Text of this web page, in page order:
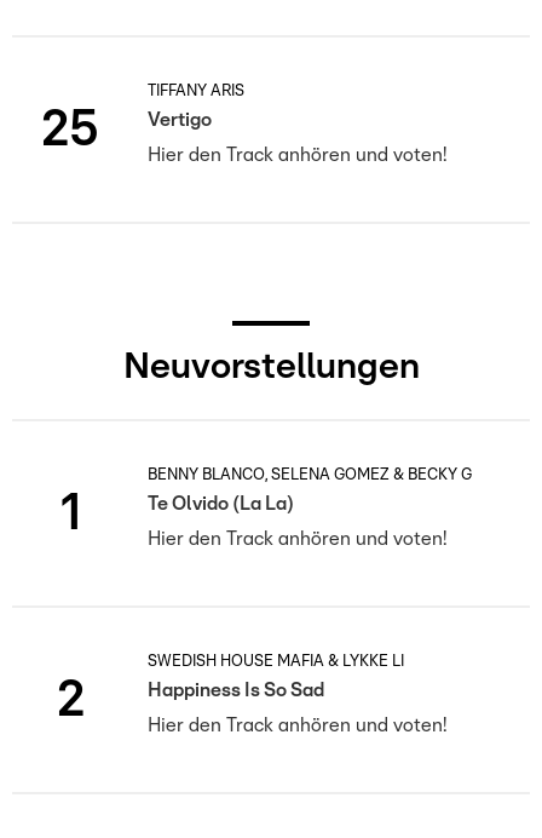
25
TIFFANY ARIS
Vertigo
Hier den Track anhören und voten!
Neuvorstellungen
1
BENNY BLANCO, SELENA GOMEZ & BECKY G
Te Olvido (La La)
Hier den Track anhören und voten!
2
SWEDISH HOUSE MAFIA & LYKKE LI
Happiness Is So Sad
Hier den Track anhören und voten!